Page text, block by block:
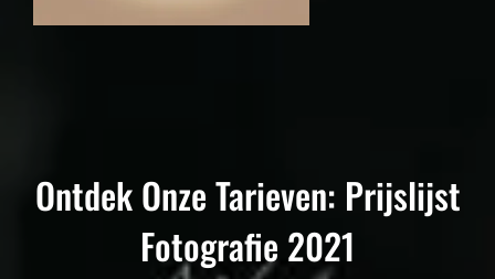
Ontdek Onze Tarieven: Prijslijst
Fotografie 2021